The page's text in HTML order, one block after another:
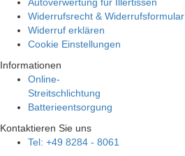
Widerrufsrecht & Widerrufsformular
Widerruf erklären
Cookie Einstellungen
Informationen
Online-
Streitschlichtung
Batterieentsorgung
Kontaktieren Sie uns
Tel: +49 8284 - 8061